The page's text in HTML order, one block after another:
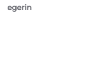
Olga